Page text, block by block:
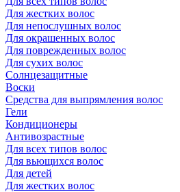
Для жестких волос
Для непослушных волос
Для окрашенных волос
Для поврежденных волос
Для сухих волос
Солнцезащитные
Воски
Средства для выпрямления волос
Гели
Кондиционеры
Антивозрастные
Для всех типов волос
Для вьющихся волос
Для детей
Для жестких волос